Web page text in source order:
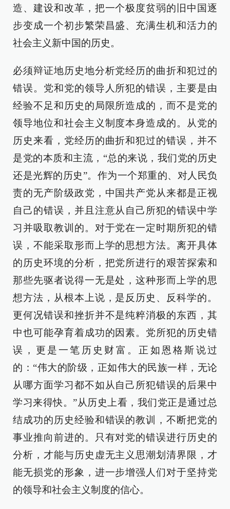
造、建设和改革，把一个极度贫弱的旧中国逐
步变成一个初步繁荣昌盛、充满生机和活力的
社会主义新中国的历史。
必须辩证地历史地分析党经历的曲折和犯过的
错误。党和党的领导人所犯的错误，主要是由
经验不足和历史的局限所造成的，而不是党的
领导地位和社会主义制度本身造成的。从党的
历史来看，党经历的曲折和犯过的错误，并不
是党的本质和主流，“总的来说，我们党的历史
还是光辉的历史”。作为一个郑重的、对人民负
责的无产阶级政党，中国共产党从来都是正视
自己的错误，并且注意从自己所犯的错误中学
习并吸取教训的。对于党在一定时期所犯的错
误，不能采取形而上学的思想方法。离开具体
的历史环境的分析，把党所进行的艰苦探索和
那些先驱者说得一无是处，这种形而上学的思
想方法，从根本上说，是反历史、反科学的。
更何况错误和挫折并不是纯粹消极的东西，其
中也可能孕育着成功的因素。党所犯的历史错
误，更是一笔历史财富。正如恩格斯说过
的：“伟大的阶级，正如伟大的民族一样，无论
从哪方面学习都不如从自己所犯错误的后果中
学习来得快。”从历史上看，我们党正是通过总
结成功的历史经验和错误的教训，不断把党的
事业推向前进的。只有对党的错误进行历史的
分析，才能与历史虚无主义思潮划清界限，才
能无损党的形象，进一步增强人们对于坚持党
的领导和社会主义制度的信心。